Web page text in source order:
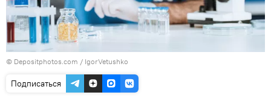
© Depositphotos.com / IgorVetushko
Подписаться